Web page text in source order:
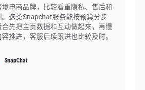
境电商品牌，比较看重隐私、售后和
。这类Snapchat服务能按预算分步
合先把主页数据和互动做起来，再慢
推进，客服后续跟进也比较及时。
SnapChat